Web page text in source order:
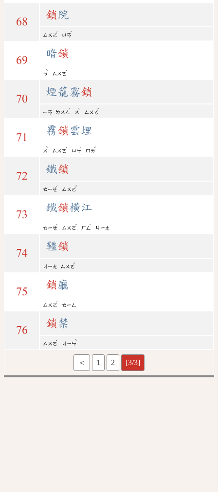
68
鎖院
ㄙㄨㄛ
ˇ
ㄩㄢ
ˋ
69
暗鎖
ㄢ
ˋ
ㄙㄨㄛ
ˇ
70
煙籠霧鎖
ㄧㄢ ㄌㄨㄥ
ˊ
ㄨ
ˋ
ㄙㄨㄛ
ˇ
71
霧鎖 雲埋
ㄨ
ˋ
ㄙㄨㄛ
ˇ
ㄩㄣ
ˊ
ㄇㄞ
ˊ
72
鐵鎖
ㄊㄧㄝ
ˇ
ㄙㄨㄛ
ˇ
73
鐵鎖橫江
ㄊㄧㄝ
ˇ
ㄙㄨㄛ
ˇ
ㄏㄥ
ˊ
ㄐㄧㄤ
74
韁鎖
ㄐㄧㄤ ㄙㄨㄛ
ˇ
75
鎖廳
ㄙㄨㄛ
ˇ
ㄊㄧㄥ
76
鎖 禁
ㄙㄨㄛ
ˇ
ㄐㄧㄣ
ˋ
＜ 1 2 [3/3]